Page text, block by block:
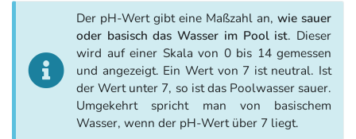
Der pH-Wert gibt eine Maßzahl an, wie sauer
oder basisch das Wasser im Pool ist. Dieser
wird auf einer Skala von 0 bis 14 gemessen
und angezeigt. Ein Wert von 7 ist neutral. Ist
der Wert unter 7, so ist das Poolwasser sauer.
Umgekehrt spricht man von basischem
Wasser, wenn der pH-Wert über 7 liegt.